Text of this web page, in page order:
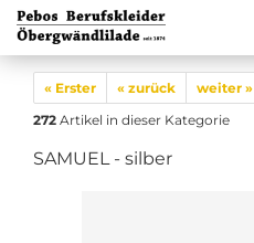
« Erster « zurück weiter »
272 Artikel in dieser Kategorie
SAMUEL - silber